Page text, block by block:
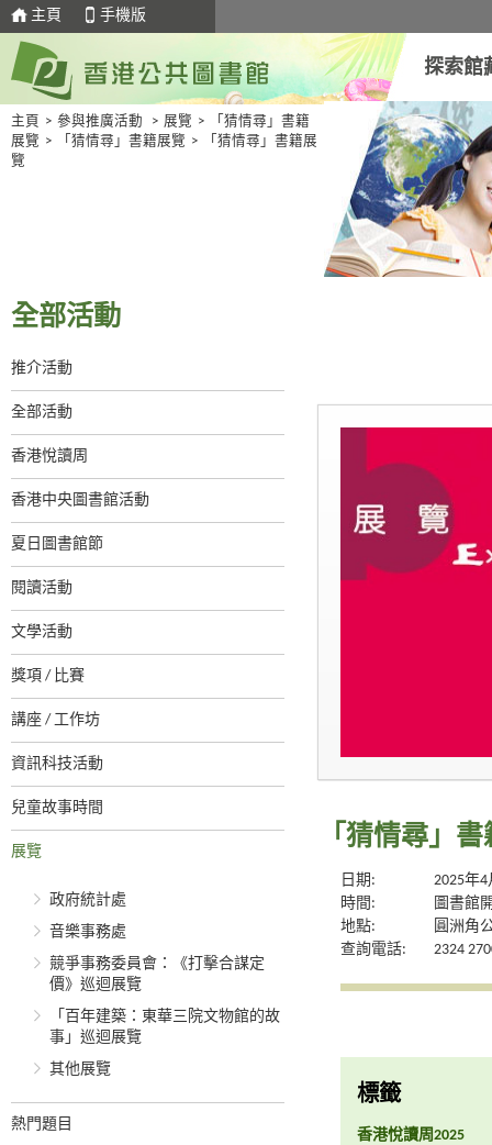
主頁 手機版
探索館
主頁 > 參與推廣活動 > 展覽 >
「猜情尋」書籍
展覽 > 「猜情尋」書籍展覽 >
「猜情尋」書籍展
覽
全部活動
推介活動
全部活動
香港悅讀周
香港中央圖書館活動
夏日圖書館節
閱讀活動
文學活動
獎項 / 比賽
講座 / 工作坊
資訊科技活動
兒童故事時間
展覽
政府統計處
音樂事務處
競爭事務委員會：《打擊合謀定
價》巡迴展覽
「百年建築：東華三院文物館的故
事」巡迴展覽
其他展覽
熱門題目
「猜情尋」
日期:
2025年
時間:
圖書館
地點:
圓洲角
查詢電話:
2324
標籤
香港悅讀周2025